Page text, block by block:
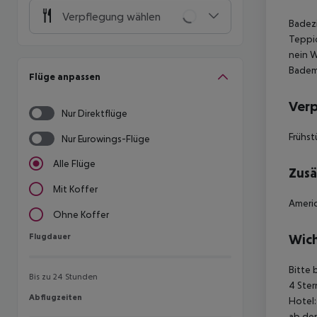
Verpflegung wählen
Flüge anpassen
Nur Direktflüge
Nur Eurowings-Flüge
Alle Flüge
Mit Koffer
Ohne Koffer
Flugdauer
Flugdauer
Bis zu 24 Stunden
Abflugzeiten
Abflugzeiten
nein
Bitte
4